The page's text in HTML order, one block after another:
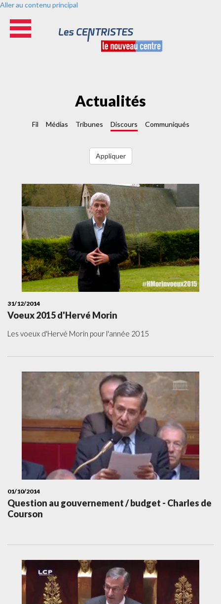
Aller au contenu principal
Actualités
Fil Médias Tribunes Discours Communiqués
Appliquer
31/12/2014
Voeux 2015 d'Hervé Morin
Les voeux d'Hervé Morin pour l'année 2015
01/10/2014
Question au gouvernement / budget - Charles de
Courson